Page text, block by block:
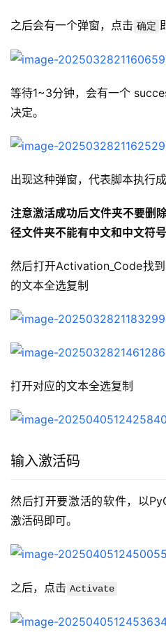
之后会有一个弹窗，点击 确定
等待1~3分钟，会有一个
决定。
出现这种弹窗，代表脚本执行成
注意激活成功后文件夹不要删
径文件夹不能有中文和中文符号
然后打开Activation_Code找
的文本全选复制
打开对应的文本全选复制
输入激活码
然后打开要激活的软件，以
激活码即可。
之后，点击 Activate